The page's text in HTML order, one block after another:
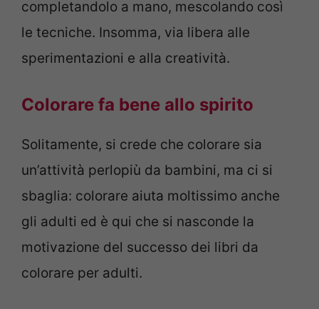
completandolo a mano, mescolando così
le tecniche. Insomma, via libera alle
sperimentazioni e alla creatività.
Colorare fa bene allo spirito
Solitamente, si crede che colorare sia
un’attività perlopiù da bambini, ma ci si
sbaglia: colorare aiuta moltissimo anche
gli adulti ed è qui che si nasconde la
motivazione del successo dei libri da
colorare per adulti.